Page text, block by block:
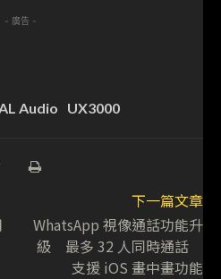
- 廣告 -
Audio UX3000
下一篇文章
WhatsApp 視像通話功能升
級 最多 32 人同時通話
支援 iOS 畫中畫功能